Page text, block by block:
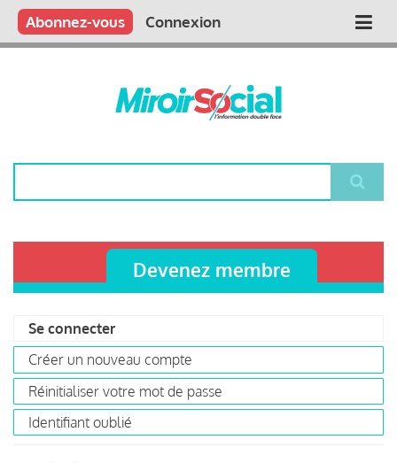
Aller
contenu
Main
Qui sommes nous ?
Vous publiez
Nous publions
Contactez-nous
Abonnez-vous Connexion
Devenez membre
Primary
tabs
Se connecter
actif)
Créer un nouveau compte
Réinitialiser votre mot de passe
Identifiant oublié